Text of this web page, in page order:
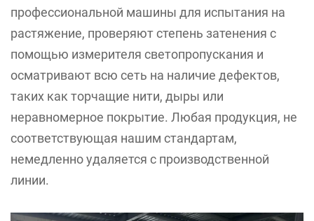
профессиональной машины для испытания на
растяжение, проверяют степень затенения с
помощью измерителя светопропускания и
осматривают всю сеть на наличие дефектов,
таких как торчащие нити, дыры или
неравномерное покрытие. Любая продукция, не
соответствующая нашим стандартам,
немедленно удаляется с производственной
линии.